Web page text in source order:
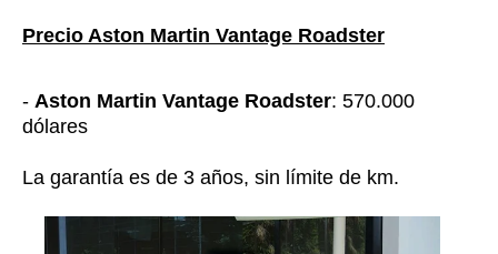
Precio Aston Martin Vantage Roadster
- Aston Martin Vantage Roadster: 570.000
dólares
La garantía es de 3 años, sin límite de km.